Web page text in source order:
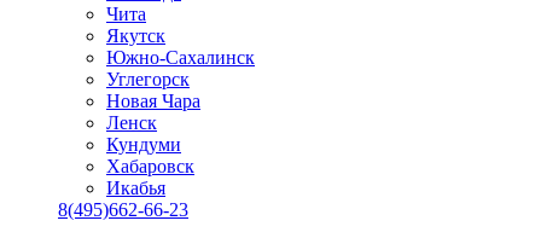
Чита
Якутск
Южно-Сахалинск
Углегорск
Новая Чара
Ленск
Кундуми
Хабаровск
Икабья
8(495)662-66-23